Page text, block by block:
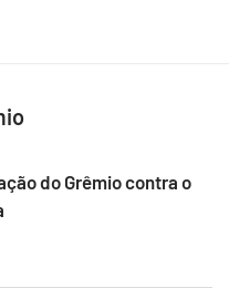
do Grêmio contra o